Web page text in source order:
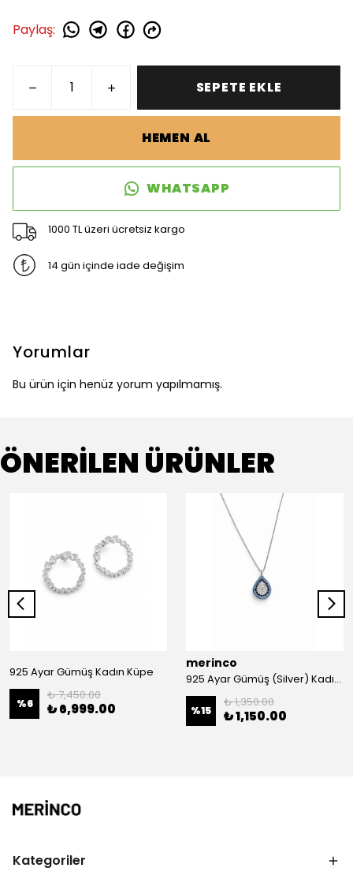
Paylaş:
SEPETE EKLE
HEMEN AL
WHATSAPP
1000 TL üzeri ücretsiz kargo
14 gün içinde iade değişim
Yorumlar
Bu ürün için henüz yorum yapılmamış.
ÖNERİLEN ÜRÜNLER
925 Ayar Gümüş Kadın Küpe
%6
₺ 7,450.00
₺ 6,999.00
merinco
925 Ayar Gümüş (Silver) Kadın Kolye
%15
₺ 1,350.00
₺ 1,150.00
Kategoriler